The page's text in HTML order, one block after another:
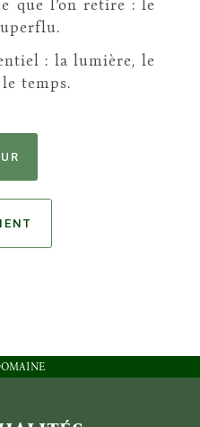
que l’on retire : le
: la lumière, le
temps.